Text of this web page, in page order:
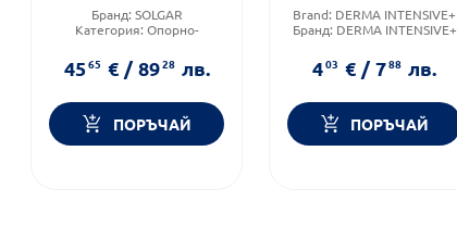
Бранд: SOLGAR
Категория: Опорно-
Приложение:перорално
4565 € / 8928 лв.
ПОРЪЧАЙ
Brand: DERMA INTENSIVE+
Бранд: DERMA INTENSIVE+
403 € / 788 лв.
ПОРЪЧАЙ